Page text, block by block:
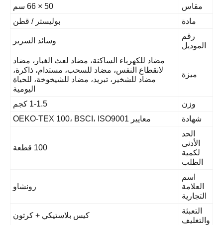
مقاس
بوليستر / قطن
الموديل
وسائد السرير
مضاد للكهرباء الساكنة، مضاد لعث الغبار، مضاد
لانقطاع النفس، مضاد للسحب، مستدام، ذاكرة،
مضاد للشخير، تبريد، مضاد للشيخوخة، للحياة
اليومية
1-1.5 كجم
شهادة
معايير OEKO-TEX 100، BSCI، ISO9001
الأدنى
لكمية
الطلب
العلامة
التجارية
رونشاو
التعبئة
كيس بلاستيكي + كرتون